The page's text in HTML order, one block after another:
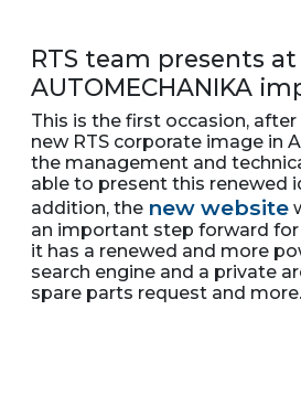
RTS team presents at
AUTOMECHANIKA
This is the first occasion,
new RTS corporate image in
the management and
able to present this renewed
addition, the new website
an important step forward
it has a renewed and more
search engine and a private
spare parts request and more.